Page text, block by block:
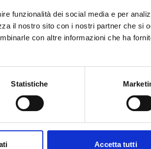
funzionalità dei social media e per
il nostro sito con i nostri partner che si
con altre informazioni che ha
Statistiche
Accetta tutti